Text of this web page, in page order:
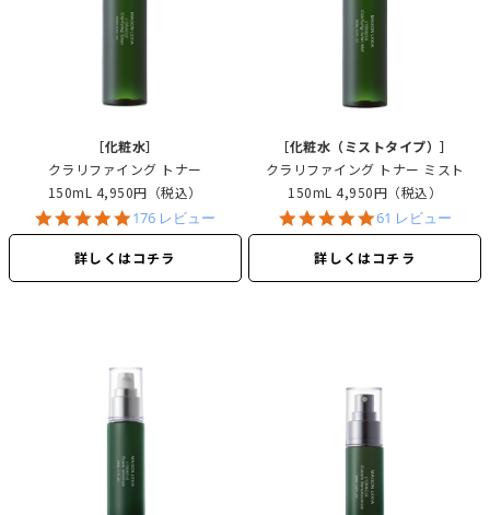
［化粧水］
クラリファイング トナー
150mL 4,950円（税込）
4.8
star
rating
176 レビュー
詳しくはコチラ
［化粧水（ミストタイプ）］
クラリファイング トナー ミスト
150mL4,950円（税込）
4.9
star
rating
61 レビュー
詳しくはコチラ